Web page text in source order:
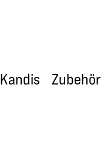
Kandis Zubehör